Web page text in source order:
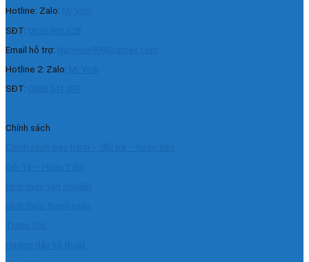
Hotline: Zalo:
SĐT:
Email hỗ trợ:
Hotline 2: Zalo:
SĐT:
Chính sách